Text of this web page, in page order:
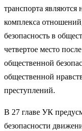
транспорта являются
комплекса
безопасность в
четвертое место
общественной
общественной
преступлений.
В 27 главе УК
безопасности